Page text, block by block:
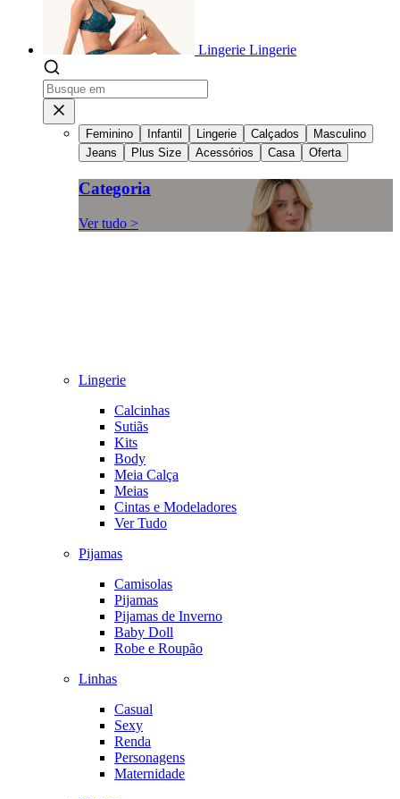
Lingerie Lingerie
Feminino Infantil Lingerie Calçados
Masculino
Jeans
Plus Size Acessórios Casa Oferta
Categoria
Ver tudo >
Lingerie
Calcinhas
Sutiãs
Kits
Body
Meia Calça
Meias
Cintas e Modeladores
Ver Tudo
Pijamas
Camisolas
Pijamas
Pijamas de Inverno
Baby Doll
Robe e Roupão
Linhas
Casual
Sexy
Renda
Personagens
Maternidade